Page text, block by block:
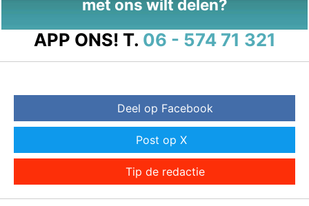
met ons wilt delen?
APP ONS! T. 06 - 574 71 321
Deel op Facebook
Post op X
Tip de redactie